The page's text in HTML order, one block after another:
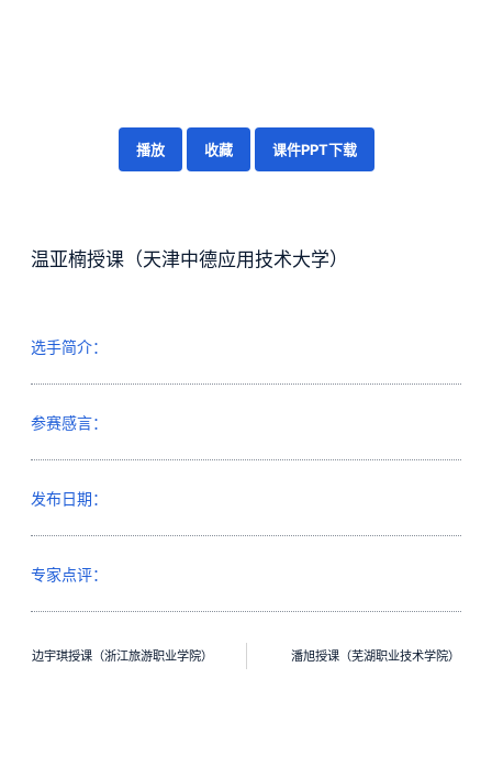
播放 收藏 课件PPT下载
温亚楠授课（天津中德应用技术大学）
选手简介：
参赛感言：
发布日期：
专家点评：
边宇琪授课（浙江旅游职业学院） 潘旭授课（芜湖职业技术学院）